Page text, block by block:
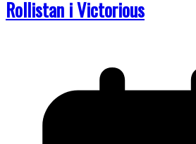
Rollistan i Victorious